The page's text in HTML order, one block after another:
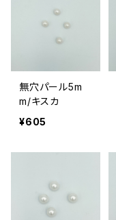
無穴パール5m
m/キスカ
¥605